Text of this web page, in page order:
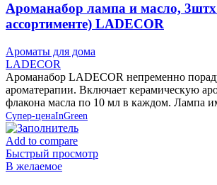
Ароманабор лампа и масло,
ассортименте) LADECOR
Ароматы для дома
LADECOR
Ароманабор LADECOR непременно
ароматерапии. Включает керамическую
флакона масла по 10 мл в каждом. Лампа
Супер-ценаInGreen
Add to compare
Быстрый просмотр
В желаемое